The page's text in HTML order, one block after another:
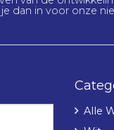
je dan in voor onze
Alle